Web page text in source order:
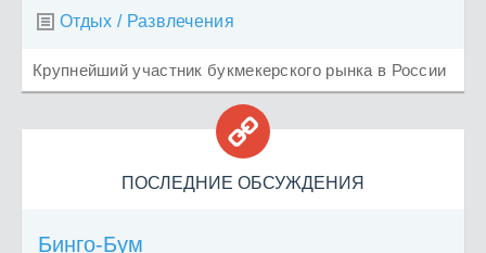
 Отдых / Развлечения
Крупнейший участник букмекерского рынка в России

ПОСЛЕДНИЕ ОБСУЖДЕНИЯ
Бинго-Бум